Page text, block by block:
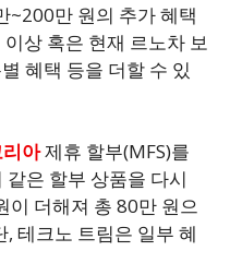
~200만 원의 추가 혜택
상 혹은 현재 르노차 보
혜택 등을 더할 수 있
아제휴 할부(MFS)를
은 할부 상품을 다시
이 더해져 총 80만 원으
테크노 트림은 일부 혜